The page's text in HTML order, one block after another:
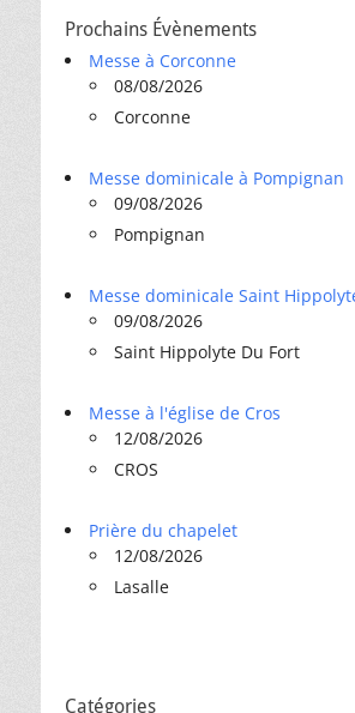
Prochains Évènements
Messe à Corconne
08/08/2026
Corconne
Messe dominicale à Pompignan
09/08/2026
Pompignan
Messe dominicale Saint
09/08/2026
Saint Hippolyte Du Fort
Messe à l'église de Cros
12/08/2026
CROS
Prière du chapelet
12/08/2026
Lasalle
Catégories